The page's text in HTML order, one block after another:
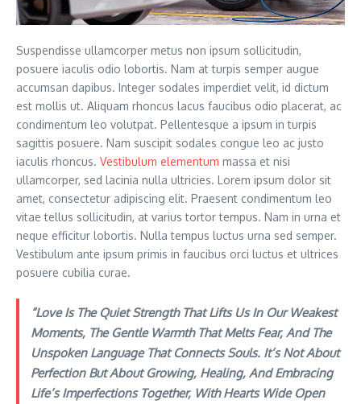
Suspendisse ullamcorper metus non ipsum sollicitudin,
posuere iaculis odio lobortis. Nam at turpis semper augue
accumsan dapibus. Integer sodales imperdiet velit, id dictum
est mollis ut. Aliquam rhoncus lacus faucibus odio placerat, ac
condimentum leo volutpat. Pellentesque a ipsum in turpis
sagittis posuere. Nam suscipit sodales congue leo ac justo
iaculis rhoncus. Vestibulum elementum massa et nisi
ullamcorper, sed lacinia nulla ultricies. Lorem ipsum dolor sit
amet, consectetur adipiscing elit. Praesent condimentum leo
vitae tellus sollicitudin, at varius tortor tempus. Nam in urna et
neque efficitur lobortis. Nulla tempus luctus urna sed semper.
Vestibulum ante ipsum primis in faucibus orci luctus et ultrices
posuere cubilia curae.
“Love Is The Quiet Strength That Lifts Us In Our Weakest
Moments, The Gentle Warmth That Melts Fear, And The
Unspoken Language That Connects Souls. It’s Not About
Perfection But About Growing, Healing, And Embracing
Life’s Imperfections Together, With Hearts Wide Open